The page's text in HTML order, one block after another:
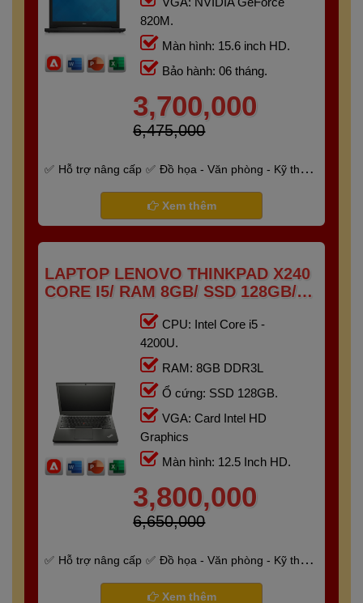
820M.
Màn hình: 15.6 inch HD.
Bảo hành: 06 tháng.
3,700,000
6,475,000
Hỗ trợ nâng cấp
Đồ họa - Văn phòng - Kỹ thuật
Bảo hành 6 tháng
Xem thêm
LAPTOP LENOVO THINKPAD X240
CORE I5/ RAM 8GB/ SSD 128GB/
CPU: Intel Core i5 -
4200U.
RAM: 8GB DDR3L
Ổ cứng: SSD 128GB.
VGA: Card Intel HD
Graphics
Màn hình: 12.5 Inch HD.
3,800,000
6,650,000
Hỗ trợ nâng cấp
Đồ họa - Văn phòng - Kỹ thuật
Bảo hành 6 tháng
Xem thêm